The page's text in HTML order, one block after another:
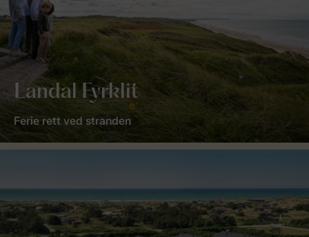
Landal Fyrklit
Ferie rett ved stranden